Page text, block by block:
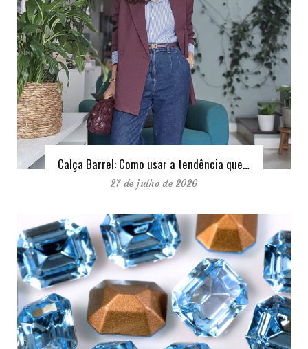
Calça Barrel: Como usar a tendência que…
27 de julho de 2026